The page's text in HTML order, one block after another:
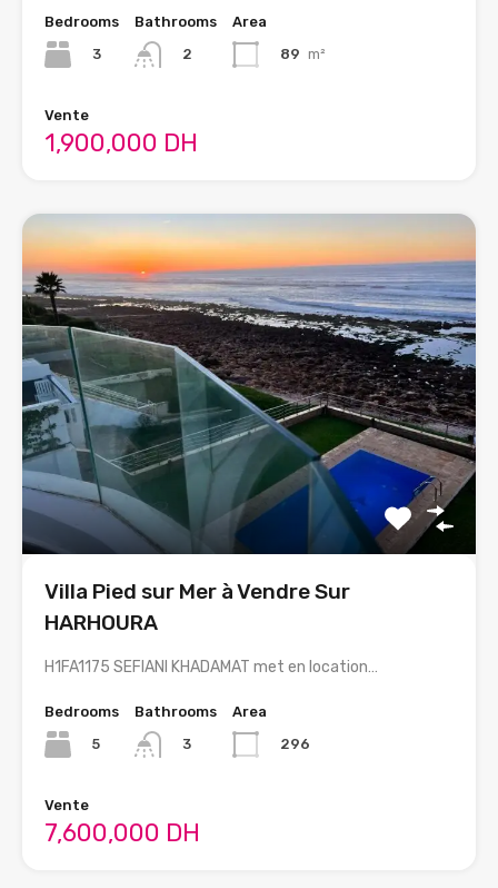
Bedrooms
3
Bathrooms
2
Area
89 m²
Vente
1,900,000 DH
Villa Pied sur Mer à Vendre Sur
HARHOURA
H1FA1175 SEFIANI KHADAMAT met en location…
Bedrooms
5
Bathrooms
3
Area
296
Vente
7,600,000 DH